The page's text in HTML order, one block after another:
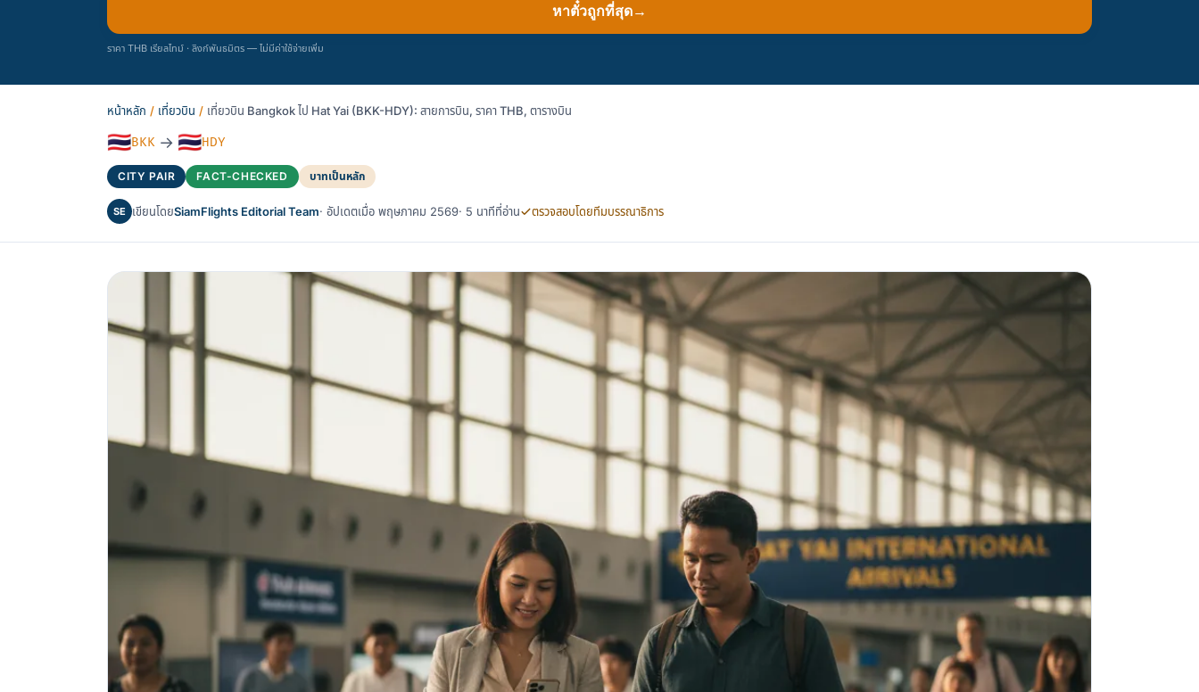
หาตั๋วถูกที่สุด→
ราคา THB เรียลไทม์ · ลิงก์พันธมิตร — ไม่มีค่าใช้จ่ายเพิ่ม
หน้าหลัก / เที่ยวบิน / เที่ยวบิน Bangkok ไป Hat Yai (BKK-HDY): สายการบิน, ราคา THB, ตารางบิน
🇹🇭BKK → 🇹🇭HDY
CITY PAIR FACT-CHECKED บาทเป็นหลัก
SE เขียนโดยSiamFlights Editorial Team· อัปเดตเมื่อ พฤษภาคม 2569· 5 นาทีที่อ่าน ตรวจสอบโดยทีมบรรณาธิการ